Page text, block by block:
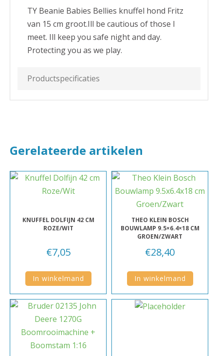
TY Beanie Babies Bellies knuffel hond Fritz
van 15 cm groot.Ill be cautious of those I
meet. Ill keep you safe night and day.
Protecting you as we play.
Productspecificaties
Gerelateerde artikelen
KNUFFEL DOLFIJN 42 CM
ROZE/WIT
€7,05
In winkelmand
THEO KLEIN BOSCH
BOUWLAMP 9.5×6.4×18 CM
GROEN/ZWART
€28,40
In winkelmand